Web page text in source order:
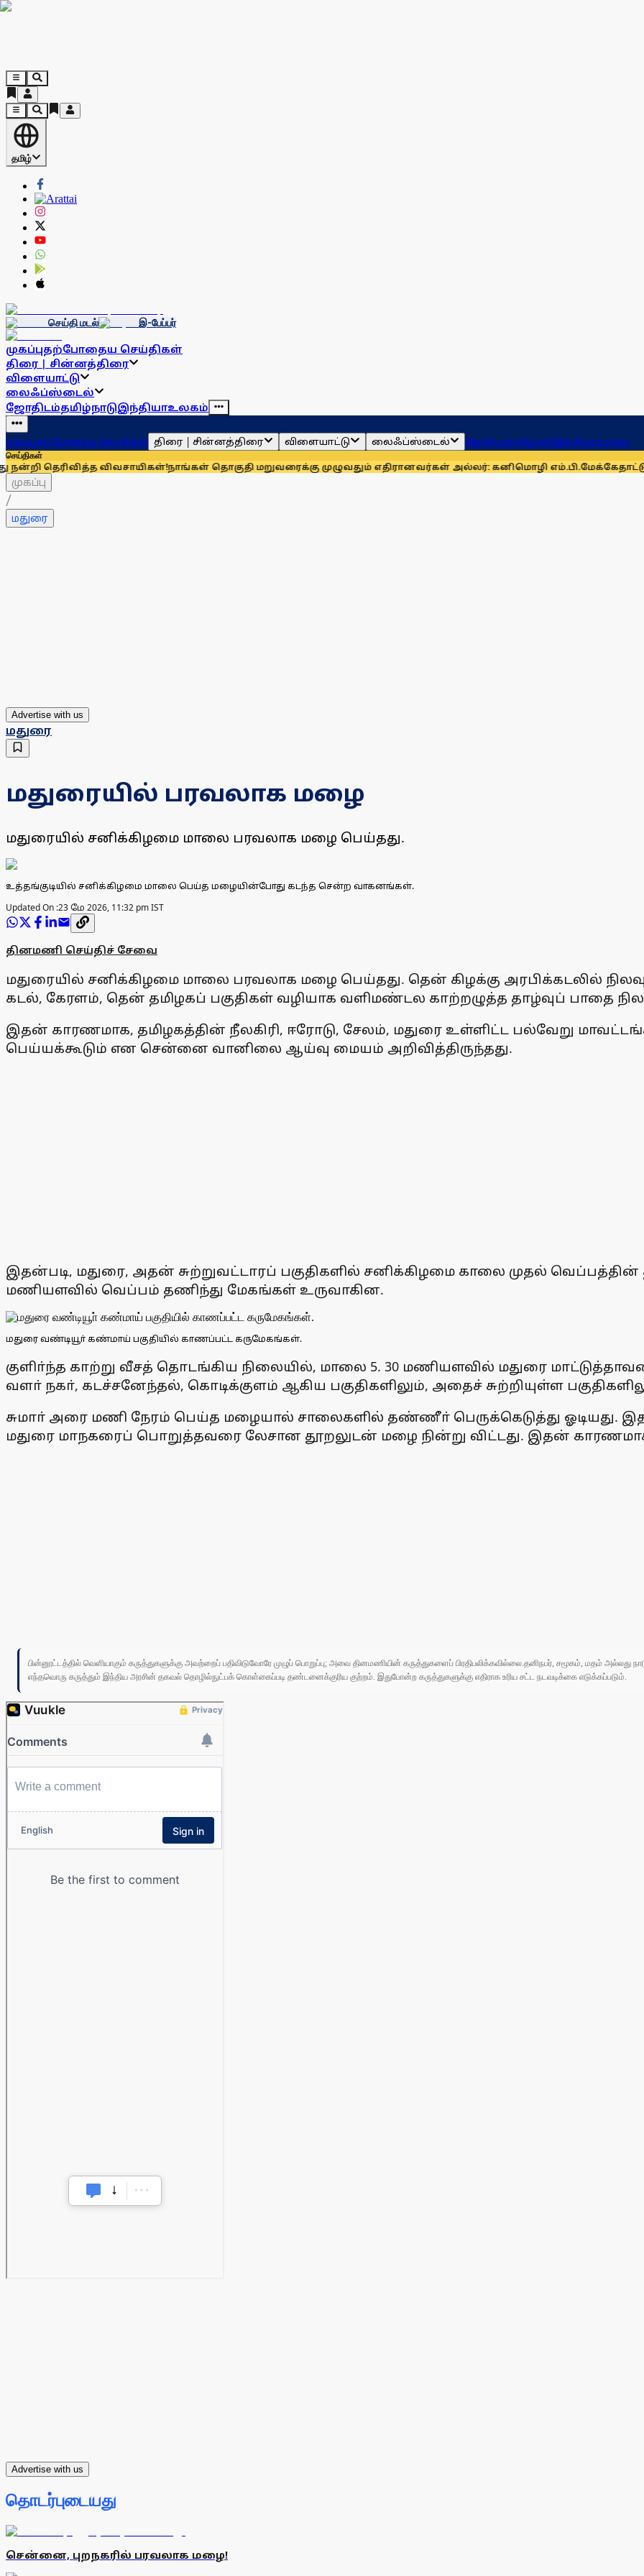
தமிழ்
செய்தி மடல் இ-பேப்பர்
முகப்புதற்போதைய செய்திகள்
திரை | சின்னத்திரை
விளையாட்டு
லைஃப்ஸ்டைல்
ஜோதிடம்தமிழ்நாடுஇந்தியாஉலகம்
முகப்புதற்போதைய செய்திகள் திரை | சின்னத்திரை விளையாட்டு லைஃப்ஸ்டைல் ஜோதிடம்தமிழ்நாடுஇந்தியாஉலகம்
செய்திகள்
விவசாயிகள்!நாங்கள் தொகுதி மறுவரைக்கு முழுவதும் எதிரானவர்கள் அல்லர்: கனிமொழி எம்.பி.மேக்கேதாட்டு
முகப்பு
/
மதுரை
Advertise with us
மதுரை
மதுரையில் பரவலாக மழை
மதுரையில் சனிக்கிழமை மாலை பரவலாக மழை பெய்தது.
உத்தங்குடியில் சனிக்கிழமை மாலை பெய்த மழையின்போது கடந்த சென்ற வாகனங்கள்.
Updated On :23 மே 2026, 11:32 pm IST
தினமணி செய்திச் சேவை
மதுரையில் சனிக்கிழமை மாலை பரவலாக மழை பெய்தது. தென் கிழக்கு அரபிக்கடலில்
கடல், கேரளம், தென் தமிழகப் பகுதிகள் வழியாக வளிமண்டல காற்றழுத்த தாழ்வுப் பாதை
இதன் காரணமாக, தமிழகத்தின் நீலகிரி, ஈரோடு, சேலம், மதுரை உள்ளிட்ட பல்வேறு
பெய்யக்கூடும் என சென்னை வானிலை ஆய்வு மையம் அறிவித்திருந்தது.
இதன்படி, மதுரை, அதன் சுற்றுவட்டாரப் பகுதிகளில் சனிக்கிழமை காலை முதல்
மணியளவில் வெப்பம் தணிந்து மேகங்கள் உருவாகின.
மதுரை வண்டியூா் கண்மாய் பகுதியில் காணப்பட்ட கருமேகங்கள்.
குளிா்ந்த காற்று வீசத் தொடங்கிய நிலையில், மாலை 5. 30 மணியளவில் மதுரை
வளா் நகா், கடச்சனேந்தல், கொடிக்குளம் ஆகிய பகுதிகளிலும், அதைச் சுற்றியுள்ள
சுமாா் அரை மணி நேரம் பெய்த மழையால் சாலைகளில் தண்ணீா் பெருக்கெடுத்து ஓடியது.
மதுரை மாநகரைப் பொறுத்தவரை லேசான தூறலுடன் மழை நின்று விட்டது. இதன்
பின்னூட்டத்தில் வெளியாகும் கருத்துகளுக்கு அவற்றைப் பதிவிடுவோரே முழுப் பொறுப்பு; அவை தினமணியின் கருத்துகளைப் பிரதிபலிக்கவில்லை.தனிநபர், சமூகம், மதம் அல்லது
எந்தவொரு கருத்தும் இந்திய அரசின் தகவல் தொழில்நுட்பக் கொள்கைப்படி தண்டனைக்குரிய குற்றம். இதுபோன்ற கருத்துகளுக்கு எதிராக உரிய சட்ட நடவடிக்கை எடுக்கப்படும்.
Advertise with us
தொடர்புடையது
சென்னை, புறநகரில் பரவலாக மழை!